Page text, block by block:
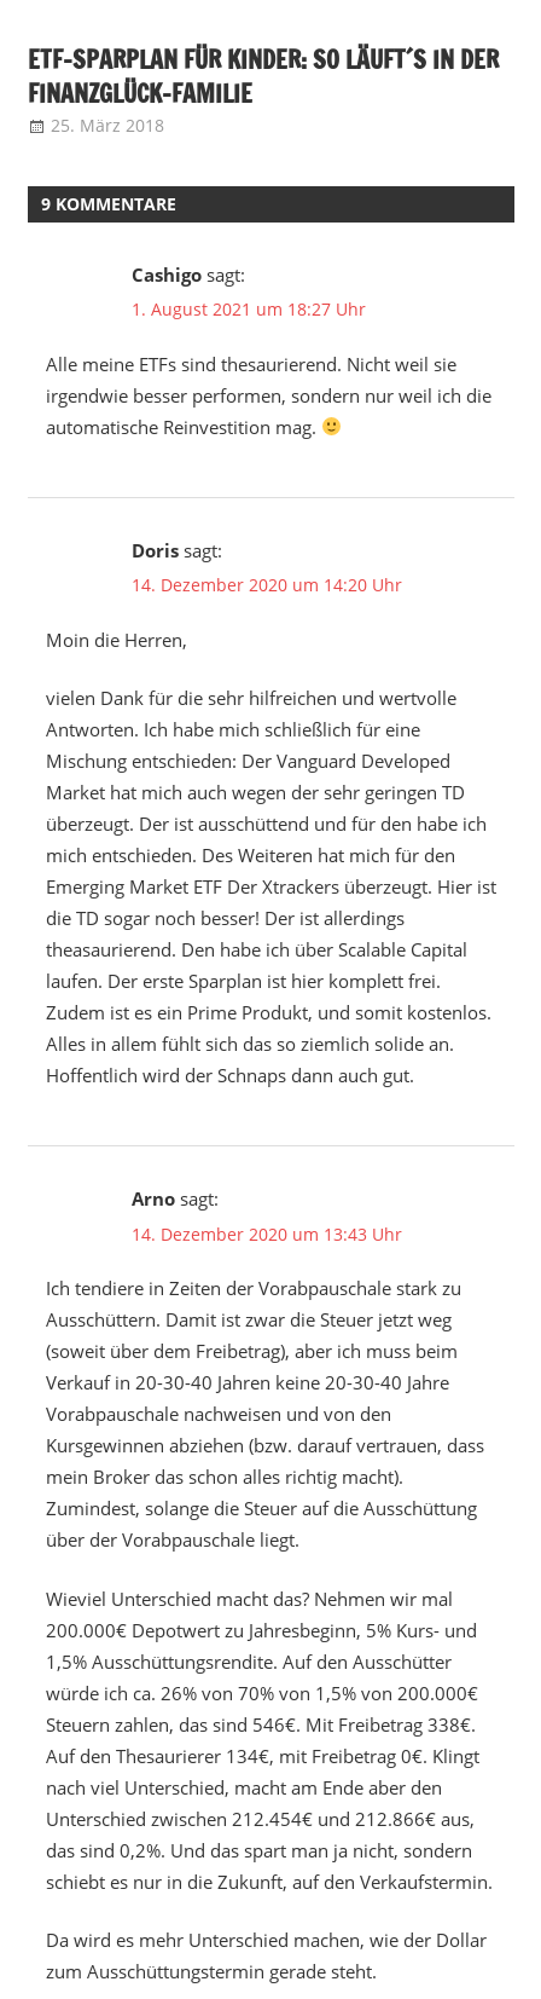
ETF-SPARPLAN FÜR KINDER: SO LÄUFT´S IN DER
FINANZGLÜCK-FAMILIE
25. März 2018
9 KOMMENTARE
Cashigo sagt:
1. August 2021 um 18:27 Uhr
Alle meine ETFs sind thesaurierend. Nicht weil sie
irgendwie besser performen, sondern nur weil ich die
automatische Reinvestition mag.
Doris sagt:
14. Dezember 2020 um 14:20 Uhr
Moin die Herren,
vielen Dank für die sehr hilfreichen und wertvolle
Antworten. Ich habe mich schließlich für eine
Mischung entschieden: Der Vanguard Developed
Market hat mich auch wegen der sehr geringen TD
überzeugt. Der ist ausschüttend und für den habe ich
mich entschieden. Des Weiteren hat mich für den
Emerging Market ETF Der Xtrackers überzeugt. Hier ist
die TD sogar noch besser! Der ist allerdings
theasaurierend. Den habe ich über Scalable Capital
laufen. Der erste Sparplan ist hier komplett frei.
Zudem ist es ein Prime Produkt, und somit kostenlos.
Alles in allem fühlt sich das so ziemlich solide an.
Hoffentlich wird der Schnaps dann auch gut.
Arno sagt:
14. Dezember 2020 um 13:43 Uhr
Ich tendiere in Zeiten der Vorabpauschale stark zu
Ausschüttern. Damit ist zwar die Steuer jetzt weg
(soweit über dem Freibetrag), aber ich muss beim
Verkauf in 20-30-40 Jahren keine 20-30-40 Jahre
Vorabpauschale nachweisen und von den
Kursgewinnen abziehen (bzw. darauf vertrauen, dass
mein Broker das schon alles richtig macht).
Zumindest, solange die Steuer auf die Ausschüttung
über der Vorabpauschale liegt.
Wieviel Unterschied macht das? Nehmen wir mal
200.000€ Depotwert zu Jahresbeginn, 5% Kurs- und
1,5% Ausschüttungsrendite. Auf den Ausschütter
würde ich ca. 26% von 70% von 1,5% von 200.000€
Steuern zahlen, das sind 546€. Mit Freibetrag 338€.
Auf den Thesaurierer 134€, mit Freibetrag 0€. Klingt
nach viel Unterschied, macht am Ende aber den
Unterschied zwischen 212.454€ und 212.866€ aus,
das sind 0,2%. Und das spart man ja nicht, sondern
schiebt es nur in die Zukunft, auf den Verkaufstermin.
Da wird es mehr Unterschied machen, wie der Dollar
zum Ausschüttungstermin gerade steht.